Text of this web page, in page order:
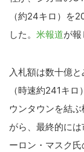
（約24キロ）を
した。 米報道が報
入札額は数十億
（時速約241キ
ウンタウンを結
がら、最終的に
ーロン・マスク氏